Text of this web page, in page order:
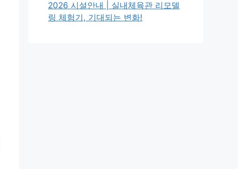
2026 시설안내 | 실내체육관 리모델
링 체험기, 기대되는 변화!